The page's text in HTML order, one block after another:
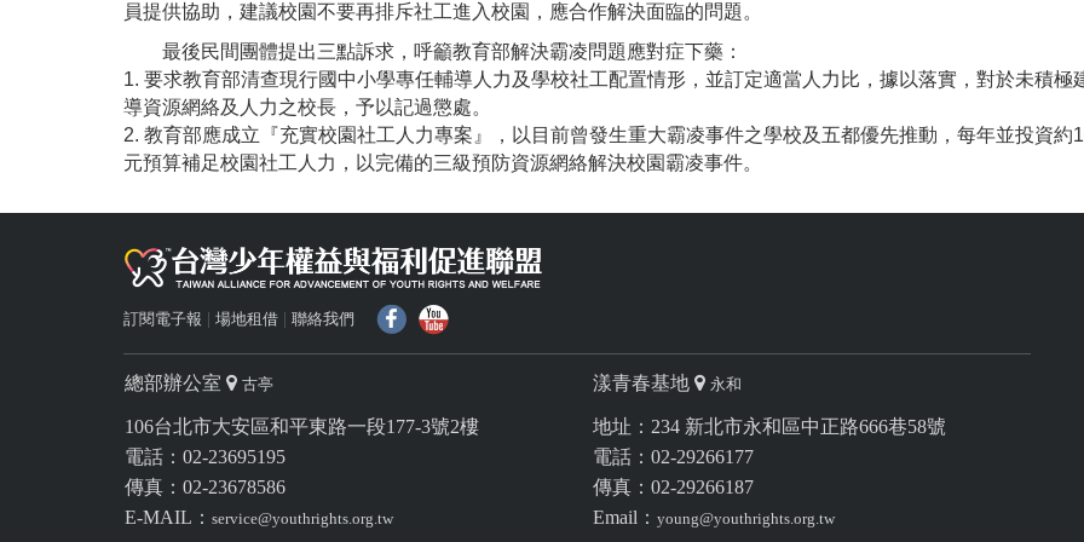
員提供協助，建議校園不要再排斥社工進入校園，應合作解決面臨的問題。
最後民間團體提出三點訴求，呼籲教育部解決霸凌問題應對症下藥：
1. 要求教育部清查現行國中小學專任輔導人力及學校社工配置情形，並訂定適當人力比，據以落實，對於未積極
導資源網絡及人力之校長，予以記過懲處。
2. 教育部應成立『充實校園社工人力專案』，以目前曾發生重大霸凌事件之學校及五都優先推動，每年並投資約
元預算補足校園社工人力，以完備的三級預防資源網絡解決校園霸凌事件。
訂閱電子報 場地租借 聯絡我們
總部辦公室 古亭
106台北市大安區和平東路一段177-3號2樓
電話：02-23695195
傳真：02-23678586
E-MAIL： service@youthrights.org.tw
漾青春基地 永和
地址：234 新北市永和區中正路666巷58號
電話：02-29266177
傳真：02-29266187
Email： young@youthrights.org.tw